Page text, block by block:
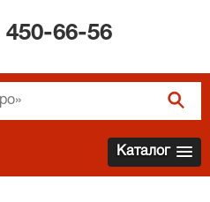
450-66-56
Каталог